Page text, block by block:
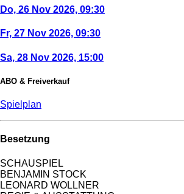
Do, 26 Nov 2026, 09:30
Fr, 27 Nov 2026, 09:30
Sa, 28 Nov 2026, 15:00
ABO & Freiverkauf
Spielplan
Besetzung
SCHAUSPIEL
BENJAMIN STOCK
LEONARD WOLLNER